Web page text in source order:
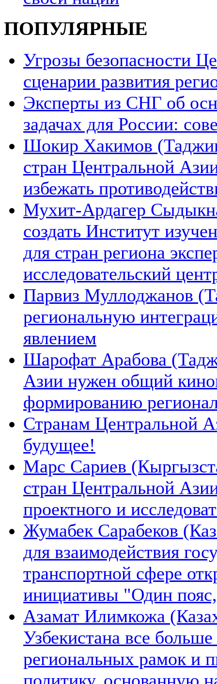
ПОПУЛЯРНЫЕ
Угрозы безопасности
сценарии развития
Эксперты из СНГ об
задачах для России:
Шокир Хакимов
стран Центральной
избежать
Мухит-Ардагер
создать Институт
для стран региона
исследовательский
Парвиз Муллоджанов
региональную
явлением
Шарофат Арабова
Азии нужен общий
формированию
Странам Центральной
будущее!
Марс Сариев
стран Центральной
проектного и
Жумабек Сарабеков
для взаимодействия
транспортной сфере
инициативы "Один
Азамат Илимкожа
Узбекистана все
региональных рамок и